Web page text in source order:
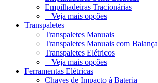
Empilhadeiras Tracionárias
+ Veja mais opções
Transpaletes
Transpaletes Manuais
Transpaletes Manuais com Balança
Transpaletes Elétricos
+ Veja mais opções
Ferramentas Elétricas
Chaves de Impacto à Bateria